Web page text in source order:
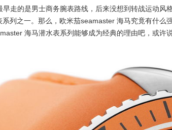
走的是男士商务腕表路线，后来没想到转战运动风
列之一。那么，欧米茄seamaster 海马究竟有什么
海马潜水表系列能够成为经典的理由吧，或许